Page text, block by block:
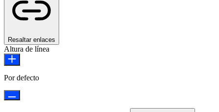
Resaltar enlaces
Altura de línea
Por defecto